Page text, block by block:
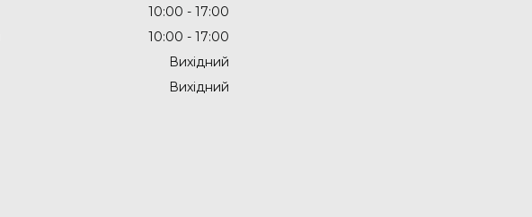
10:00
17:00
10:00
17:00
Вихідний
Вихідний